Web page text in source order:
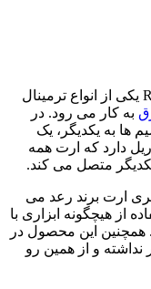
ترمینال فشاری ارت 2.5 رعد مدل RPET2.5 یکی از انواع ترمینال
به کار می رود. در
ها به یکدیگر، یک
دارد که ارت همه
متصل می کند.
ارت برند رعد می
از هیچگونه ابزاری با
همچنین این محصول در
و از همین رو